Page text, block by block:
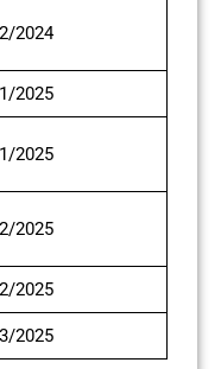
2024
2025
2025
2025
2025
2025